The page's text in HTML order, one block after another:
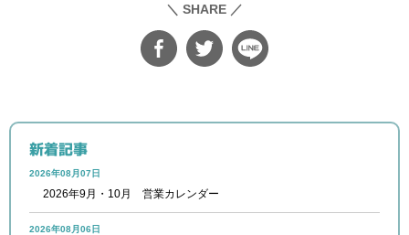
＼ SHARE ／
新着記事
2026年08月07日
2026年9月・10月 営業カレンダー
2026年08月06日